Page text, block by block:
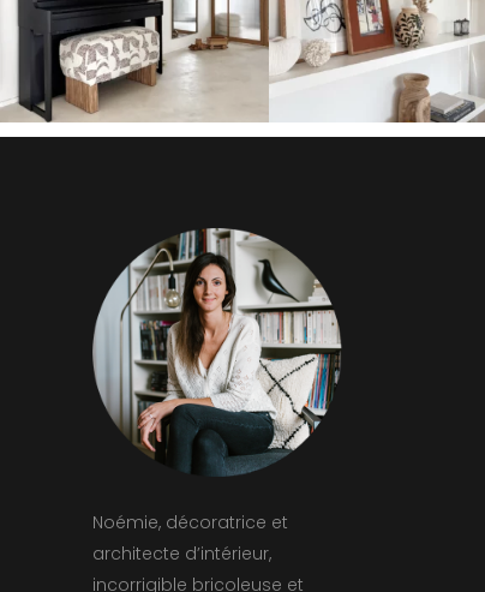
Noémie, décoratrice et
architecte d’intérieur,
incorrigible bricoleuse et